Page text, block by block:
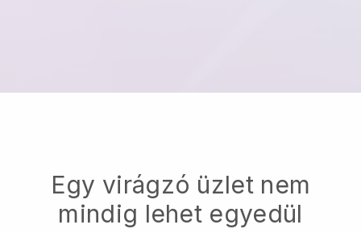
Egy virágzó üzlet nem
mindig lehet egyedül